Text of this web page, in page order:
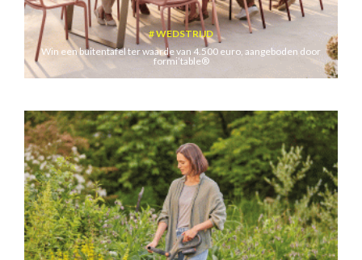
WEDSTRIJD
Win een buitentafel ter waarde van 4.500 euro, aangeboden door
formi’table®